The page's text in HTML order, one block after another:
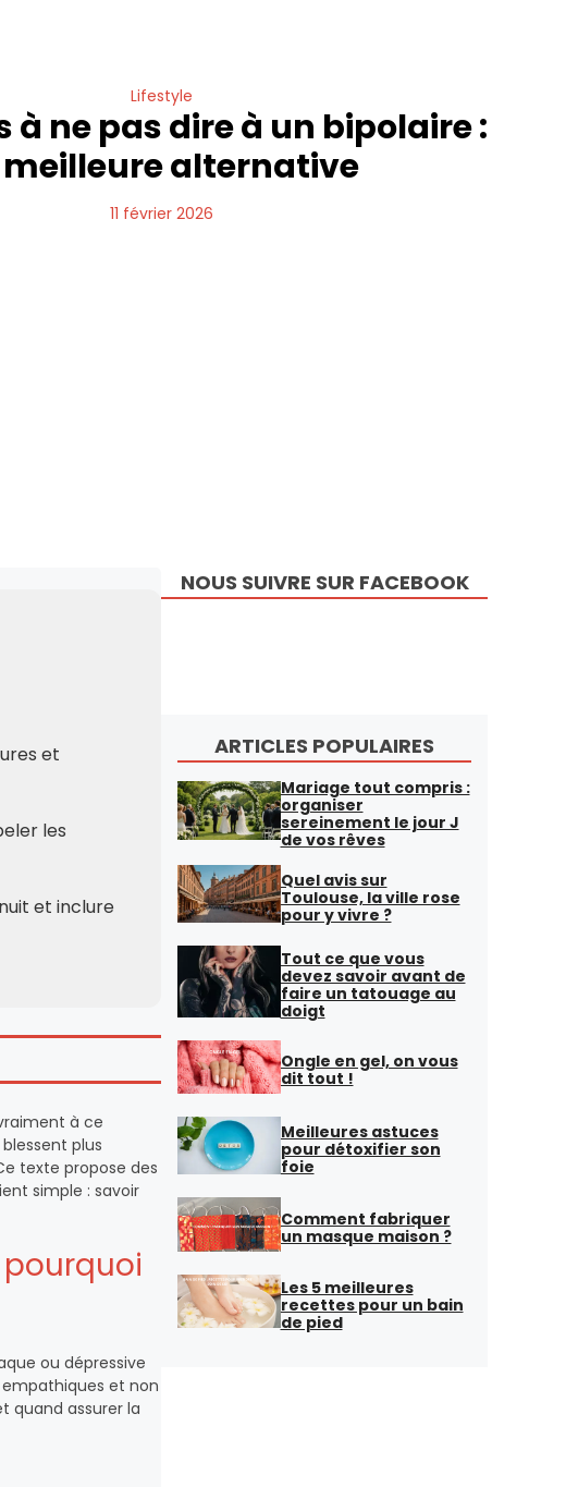
Lifestyle
à ne pas dire à un bipolaire :
alternative
11 février 2026
et
les
et inclure
à ce
plus
texte propose des
simple : savoir
ou dépressive
et non
quand assurer la
NOUS SUIVRE SUR FACEBOOK
ARTICLES POPULAIRES
Mariage tout compris :
organiser
sereinement le jour J
de vos rêves
Quel avis sur
Toulouse, la ville rose
pour y vivre ?
Tout ce que vous
devez savoir avant de
faire un tatouage au
doigt
Ongle en gel, on vous
dit tout !
Meilleures astuces
pour détoxifier son
foie
Comment fabriquer
un masque maison ?
Les 5 meilleures
recettes pour un bain
de pied